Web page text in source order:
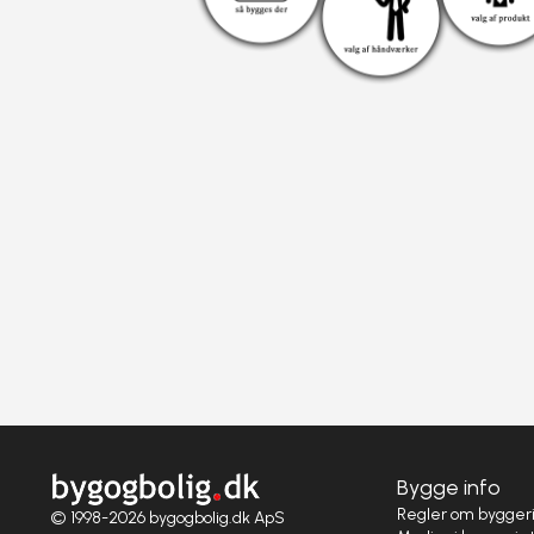
© 1998-2026 bygogbolig.dk ApS
Bygge info
Regler om byggeri